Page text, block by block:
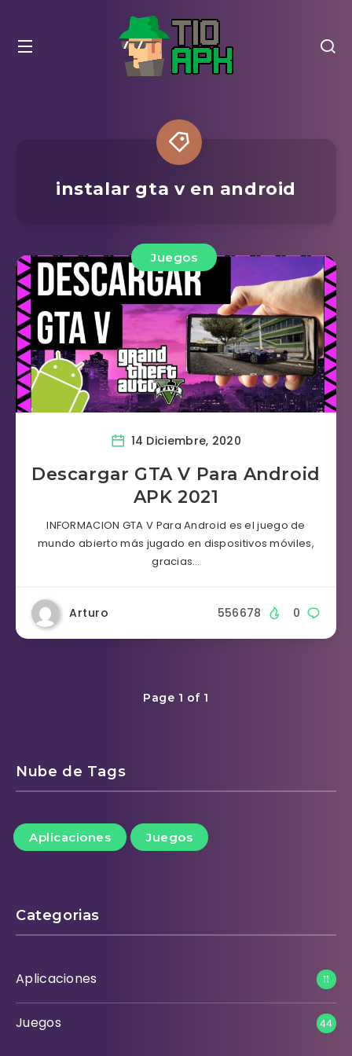
instalar gta v en android
Juegos
14 Diciembre, 2020
Descargar GTA V Para Android
APK 2021
INFORMACION GTA V Para Android es el juego de
mundo abierto más jugado en dispositivos móviles,
gracias…
Arturo 0
556678
Page 1 of 1
Nube de Tags
Aplicaciones Juegos
Categorias
Aplicaciones 11
Juegos 44